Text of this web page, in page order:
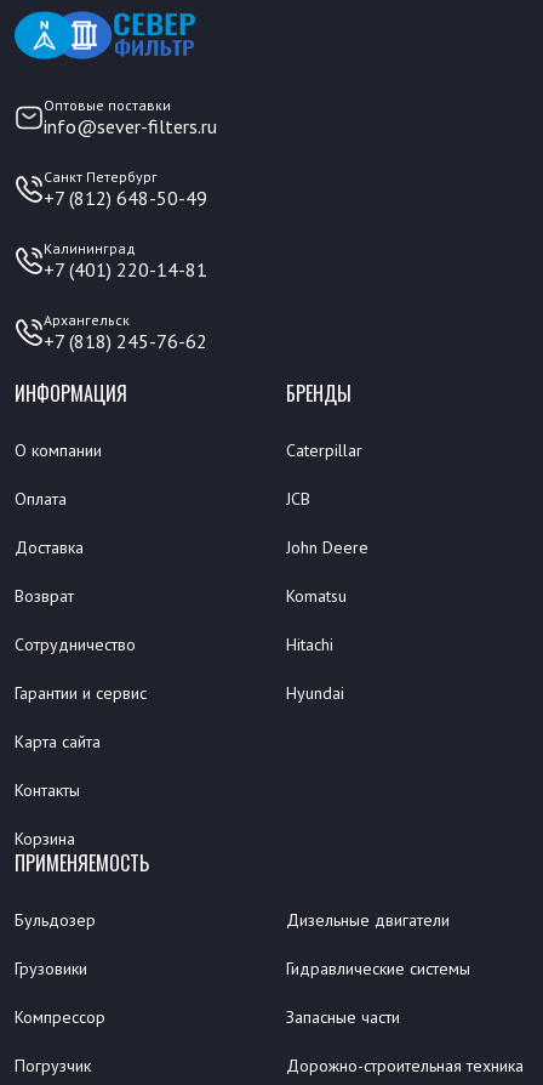
Оптовые поставки
info@sever-filters.ru
Санкт Петербург
+7 (812) 648-50-49
Калининград
+7 (401) 220-14-81
Архангельск
+7 (818) 245-76-62
ИНФОРМАЦИЯ
О компании
Оплата
Доставка
Возврат
Сотрудничество
Гарантии и сервис
Карта сайта
Контакты
Корзина
БРЕНДЫ
Caterpillar
JCB
John Deere
Komatsu
Hitachi
Hyundai
ПРИМЕНЯЕМОСТЬ
Бульдозер
Грузовики
Компрессор
Погрузчик
Дизельные двигатели
Гидравлические системы
Запасные части
Дорожно-строительная техника